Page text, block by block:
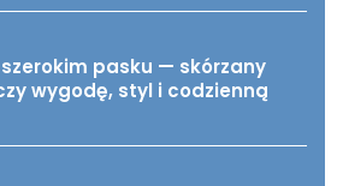
pasku — skórzany
wygodę, styl i codzienną